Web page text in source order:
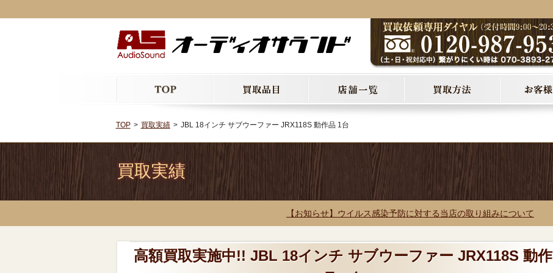
TOP 買取実績 JBL 18インチ サブウーファー JRX118S 動作品 1台
買取実績
【お知らせ】ウイルス感染予防に対する当店の取り組みについて
高額買取実施中!! JBL 18インチ サブウーファー JRX118S 動作